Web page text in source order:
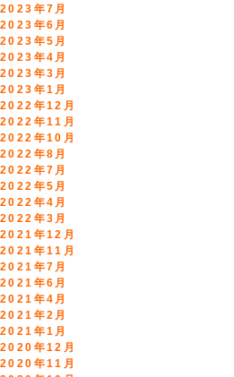
2023年7月
2023年6月
2023年5月
2023年4月
2023年3月
2023年1月
2022年12月
2022年11月
2022年10月
2022年8月
2022年7月
2022年5月
2022年4月
2022年3月
2021年12月
2021年11月
2021年7月
2021年6月
2021年4月
2021年2月
2021年1月
2020年12月
2020年11月